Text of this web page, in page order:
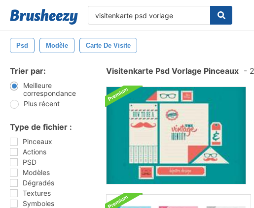
Psd Modèle Carte De Visite
Trier par:
Meilleure
correspondance
Plus récent
Type de fichier :
Pinceaux
Actions
PSD
Modèles
Dégradés
Textures
Symboles
Visitenkarte Psd Vorlage Pinceaux -